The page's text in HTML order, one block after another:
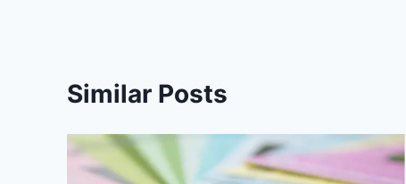
Similar Posts